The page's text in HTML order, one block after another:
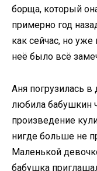
борща, который
примерно год
как сейчас, но
неё было всё
Аня погрузилась
любила бабушкин
произведение
нигде больше не
Маленькой
бабушка